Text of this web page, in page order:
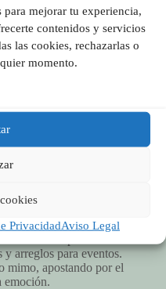
mejorar tu experiencia,
contenidos y servicios
las cookies, rechazarlas o
momento.
PrivacidadAviso Legal
carrito
Valencia especializada
y arreglos para eventos.
mimo, apostando por el
emoción.